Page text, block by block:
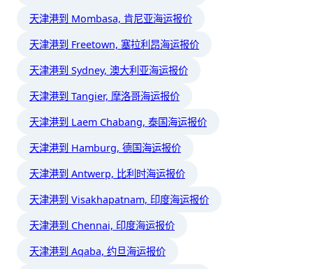
天津港到 Mombasa, 肯尼亚海运报价
天津港到 Freetown, 塞拉利昂海运报价
天津港到 Sydney, 澳大利亚海运报价
天津港到 Tangier, 摩洛哥海运报价
天津港到 Laem Chabang, 泰国海运报价
天津港到 Hamburg, 德国海运报价
天津港到 Antwerp, 比利时海运报价
天津港到 Visakhapatnam, 印度海运报价
天津港到 Chennai, 印度海运报价
天津港到 Aqaba, 约旦海运报价